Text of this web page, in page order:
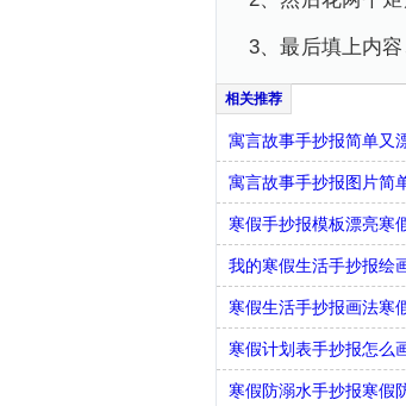
3、最后填上内容
寓言故事手抄报简单又
寓言故事手抄报图片简
寒假手抄报模板漂亮寒
我的寒假生活手抄报绘
寒假生活手抄报画法寒
寒假计划表手抄报怎么
寒假防溺水手抄报寒假